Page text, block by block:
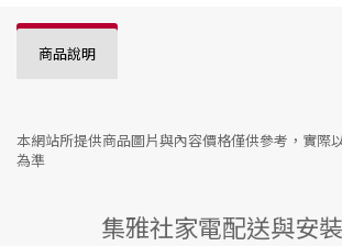
商品說明
本網站所提供商品圖片與內容價格僅供參考，實際
為準
集雅社家電配送與安